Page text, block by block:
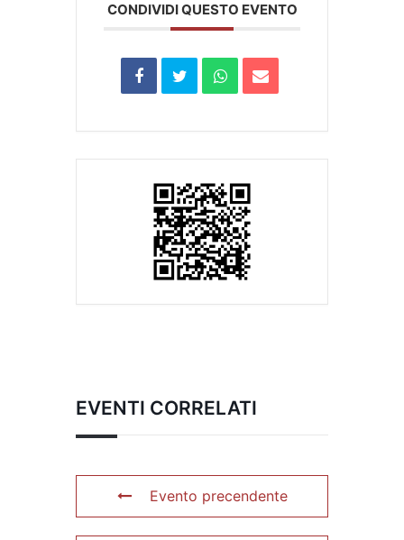
CONDIVIDI QUESTO EVENTO
EVENTI CORRELATI
Evento precendente